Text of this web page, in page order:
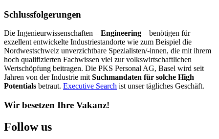
Schlussfolgerungen
Die Ingenieurwissenschaften – Engineering – benötigen für
exzellent entwickelte Industriestandorte wie zum Beispiel die
Nordwestschweiz unverzichtbare Spezialisten/-innen, die mit ihrem
hoch qualifizierten Fachwissen viel zur volkswirtschaftlichen
Wertschöpfung beitragen. Die PKS Personal AG, Basel wird seit
Jahren von der Industrie mit Suchmandaten für solche High
Potentials betraut. Executive Search ist unser tägliches Geschäft.
Wir besetzen Ihre Vakanz!
Follow us